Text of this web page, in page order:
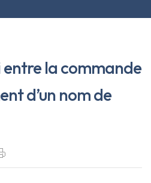
entre la commande
d’un nom de